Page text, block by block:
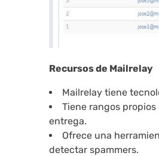
Recursos de Mailrelay
Mailrelay tiene
Tiene rangos
entrega.
Ofrece una
detectar spammers.